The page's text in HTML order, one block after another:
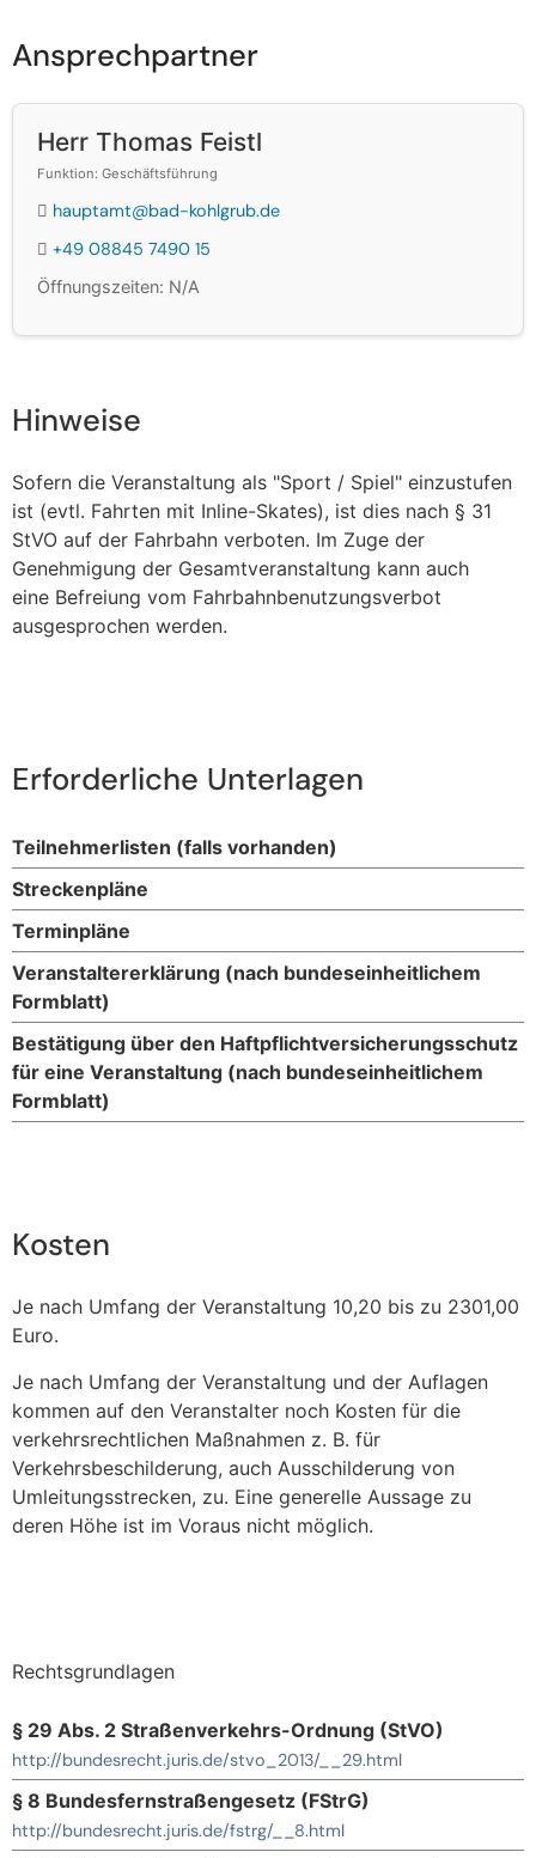
Ansprechpartner
Herr Thomas Feistl
Funktion: Geschäftsführung
hauptamt@bad-kohlgrub.de
+49 08845 7490 15
Öffnungszeiten: N/A
Hinweise
Sofern die Veranstaltung als "Sport / Spiel" einzustufen
ist (evtl. Fahrten mit Inline-Skates), ist dies nach § 31
StVO auf der Fahrbahn verboten. Im Zuge der
Genehmigung der Gesamtveranstaltung kann auch
eine Befreiung vom Fahrbahnbenutzungsverbot
ausgesprochen werden.
Erforderliche Unterlagen
Teilnehmerlisten (falls vorhanden)
Streckenpläne
Terminpläne
Veranstaltererklärung (nach bundeseinheitlichem
Formblatt)
Bestätigung über den Haftpflichtversicherungsschutz
für eine Veranstaltung (nach bundeseinheitlichem
Formblatt)
Kosten
Je nach Umfang der Veranstaltung 10,20 bis zu 2301,00
Euro.
Je nach Umfang der Veranstaltung und der Auflagen
kommen auf den Veranstalter noch Kosten für die
verkehrsrechtlichen Maßnahmen z. B. für
Verkehrsbeschilderung, auch Ausschilderung von
Umleitungsstrecken, zu. Eine generelle Aussage zu
deren Höhe ist im Voraus nicht möglich.
Rechtsgrundlagen
§ 29 Abs. 2 Straßenverkehrs-Ordnung (StVO)
http://bundesrecht.juris.de/stvo_2013/__29.html
§ 8 Bundesfernstraßengesetz (FStrG)
http://bundesrecht.juris.de/fstrg/__8.html